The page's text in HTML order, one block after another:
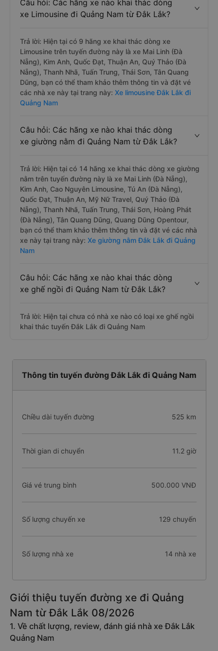
Câu hỏi: Các hãng xe nào khai thác dòng
xe Limousine đi Quảng Nam từ Đắk Lắk?
Trả lời: Hiện tại có 9 hãng xe khai thác dòng xe
Limousine trên tuyến đường này là xe Mai Linh (Đà
Nẵng), Kim Anh, Quốc Đạt, Thuận An, Quý Thảo (Đà
Nẵng), Thanh Nhã, Tuấn Trung, Thái Sơn, Tân Quang
Dũng, bạn có thể tham khảo thêm thông tin và đặt vé
các nhà xe này tại trang này: Xe limousine Đắk Lắk đi
Quảng Nam
Câu hỏi: Các hãng xe nào khai thác dòng
xe giường nằm đi Quảng Nam từ Đắk Lắk?
Trả lời: Hiện tại có 14 hãng xe khai thác dòng xe giường
nằm trên tuyến đường này là xe Mai Linh (Đà Nẵng),
Kim Anh, Cao Nguyên Limousine, Tú An (Đà Nẵng),
Quốc Đạt, Thuận An, Mỹ Nữ Travel, Quý Thảo (Đà
Nẵng), Thanh Nhã, Tuấn Trung, Thái Sơn, Hoàng Phát
(Đà Nẵng), Tân Quang Dũng, Quang Dũng Opentour,
bạn có thể tham khảo thêm thông tin và đặt vé các nhà
xe này tại trang này: Xe giường nằm Đắk Lắk đi Quảng
Nam
Câu hỏi: Các hãng xe nào khai thác dòng
xe ghế ngồi đi Quảng Nam từ Đắk Lắk?
Trả lời: Hiện tại chưa có nhà xe nào có loại xe ghế ngồi
khai thác tuyến Đắk Lắk đi Quảng Nam
Thông tin tuyến đường Đắk Lắk đi Quảng Nam
Chiều dài tuyến đường 525 km
Thời gian di chuyển 11.2 giờ
Giá vé trung bình 500.000 VNĐ
Số lượng chuyến xe 129 chuyến
Số lượng nhà xe 14 nhà xe
Giới thiệu tuyến đường xe đi Quảng
Nam từ Đắk Lắk 08/2026
1. Về chất lượng, review, đánh giá nhà xe Đắk Lắk
Quảng Nam